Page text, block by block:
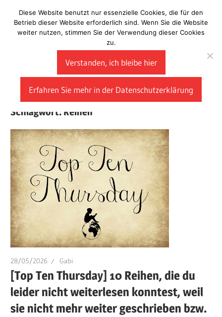
Inhalt
springen
Laberladen
Schlagwort: Reihen
28/05/2026 Gabi
[Top Ten Thursday] 10 Reihen, die du
leider nicht weiterlesen konntest, weil
sie nicht mehr weiter geschrieben bzw.
Diese Website benutzt nur essenzielle Cookies, die für den
Betrieb dieser Website erforderlich sind. Wenn Sie die Website
weiter nutzen, stimmen Sie der Verwendung dieser Cookies
zu.
Verstanden, ich bleibe hier
Erfahren Sie mehr in der Datenschutzerklärung